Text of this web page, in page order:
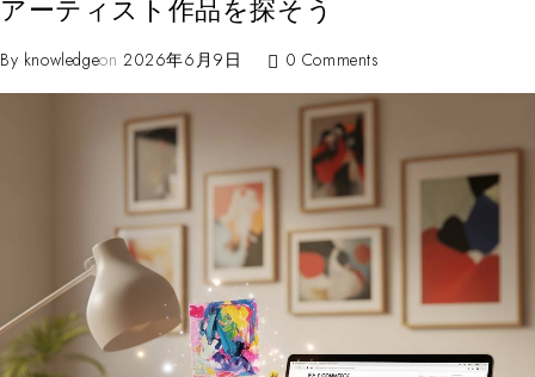
アーティスト作品を探そう
By knowledgeon 2026年6月9日 0 Comments